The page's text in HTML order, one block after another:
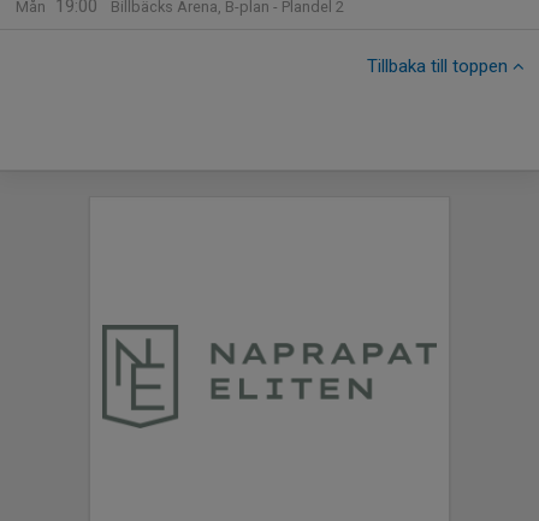
Mån
19:00
Billbäcks Arena, B-plan - Plandel 2
Tillbaka till toppen